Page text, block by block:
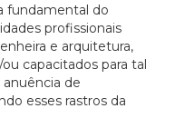
fundamental do
profissionais
e arquitetura,
capacitados para tal
de
esses rastros da